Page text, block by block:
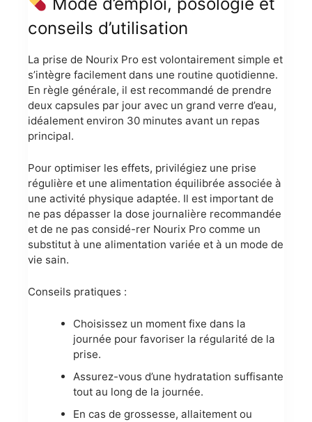
conseils d’utilisation
La prise de Nourix Pro est volontairement simple et
s’intègre facilement dans une routine quotidienne.
En règle générale, il est recommandé de prendre
deux capsules par jour avec un grand verre d’eau,
idéalement environ 30 minutes avant un repas
principal.
Pour optimiser les effets, privilégiez une prise
régulière et une alimentation équilibrée associée à
une activité physique adaptée. Il est important de
ne pas dépasser la dose journalière recommandée
et de ne pas considé-rer Nourix Pro comme un
substitut à une alimentation variée et à un mode de
vie sain.
Conseils pratiques :
Choisissez un moment fixe dans la
journée pour favoriser la régularité de la
prise.
Assurez-vous d’une hydratation suffisante
tout au long de la journée.
En cas de grossesse, allaitement ou